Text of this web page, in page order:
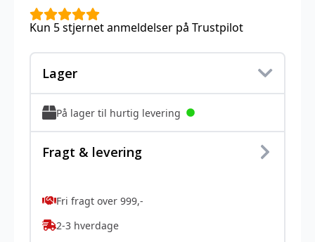
Tinsel
Holo
antal
Kun 5 stjernet anmeldelser på Trustpilot
Lager
På lager til hurtig levering
Fragt & levering
Fri fragt over 999,-
2-3 hverdage